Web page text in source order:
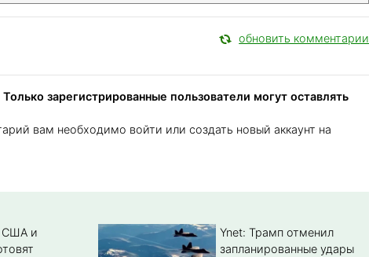
обновить комментарии
зарегистрированные пользователи могут оставлять
вам необходимо войти или создать новый аккаунт на
США и
Ynet: Трамп отменил
запланированные удары